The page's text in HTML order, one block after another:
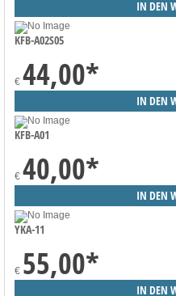
KFB-A02S05
€ 44,00*
KFB-A01
€ 40,00*
YKA-11
€ 55,00*